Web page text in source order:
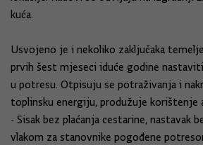
kuća.
Usvojeno je i nekoliko zaključaka
prvih šest mjeseci iduće godine
u potresu. Otpisuju se potraživanja i
toplinsku energiju, produžuje korištenje
- Sisak bez plaćanja cestarine, nastavak
vlakom za stanovnike pogođene